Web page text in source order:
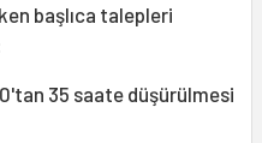
başlıca talepleri
35 saate düşürülmesi